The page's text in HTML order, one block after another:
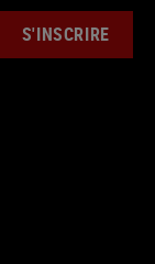
S'INSCRIRE